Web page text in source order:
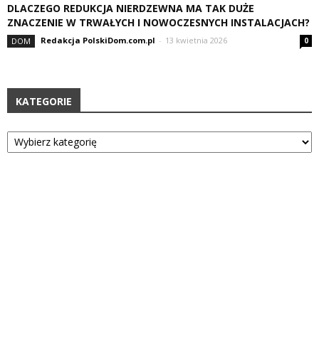
DLACZEGO REDUKCJA NIERDZEWNA MA TAK DUŻE
ZNACZENIE W TRWAŁYCH I NOWOCZESNYCH INSTALACJACH?
DOM Redakcja PolskiDom.com.pl - 13 kwietnia 2026 0
KATEGORIE
Kategorie